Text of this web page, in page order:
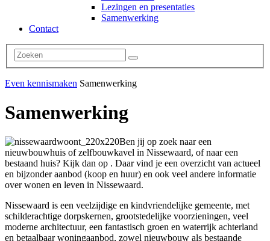
Lezingen en presentaties
Samenwerking
Contact
Even kennismaken Samenwerking
Samenwerking
Ben jij op zoek naar een
nieuwbouwhuis of zelfbouwkavel in Nissewaard, of naar een
bestaand huis? Kijk dan op . Daar vind je een overzicht van actueel
en bijzonder aanbod (koop en huur) en ook veel andere informatie
over wonen en leven in Nissewaard.
Nissewaard is een veelzijdige en kindvriendelijke gemeente, met
schilderachtige dorpskernen, grootstedelijke voorzieningen, veel
moderne architectuur, een fantastisch groen en waterrijk achterland
en betaalbaar woningaanbod, zowel nieuwbouw als bestaande